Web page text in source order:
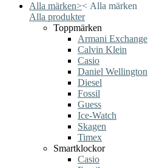
Alla märken>< Alla märken
Alla produkter
Toppmärken
Armani Exchange
Calvin Klein
Casio
Daniel Wellington
Diesel
Fossil
Guess
Ice-Watch
Skagen
Timex
Smartklockor
Casio